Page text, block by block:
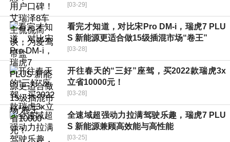
[03-29]
看完才知道，对比宋Pro DM-i，瑞虎7 PLU
S 新能源更适合做15级插混市场“卷王”
[03-28]
开往春天的“三好”座驾，买2022款瑞虎3x
立省10000元！
[03-28]
全速域超强动力拉满驾驶乐趣，瑞虎7 PLU
S 新能源兼顾高效能与高性能
[03-25]